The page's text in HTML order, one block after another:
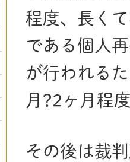
程度、長く
である個人
が行われる
月?2ヶ月程
その後は裁